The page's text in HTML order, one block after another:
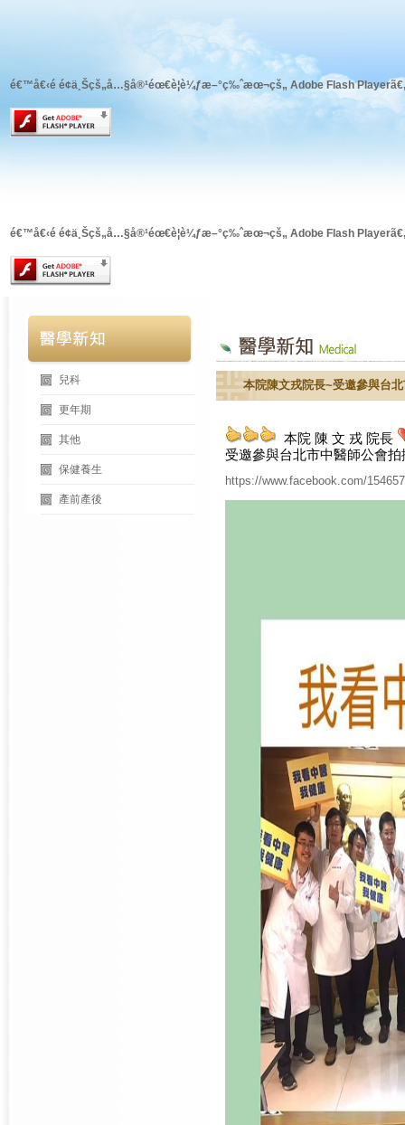
é€™å€‹é é¢ä¸Šçš„å…§å®¹éœ€è¦è¼ƒæ–°ç‰ˆæœ¬çš„ Adobe Flash Playerã€‚
é€™å€‹é é¢ä¸Šçš„å…§å®¹éœ€è¦è¼ƒæ–°ç‰ˆæœ¬çš„ Adobe Flash Playerã€‚
兒科
更年期
其他
保健養生
產前產後
本院陳文戎院長~受邀參與台
本院 陳 文 戎 院長
受邀參與台北市中醫師公會
https://www.facebook.com/